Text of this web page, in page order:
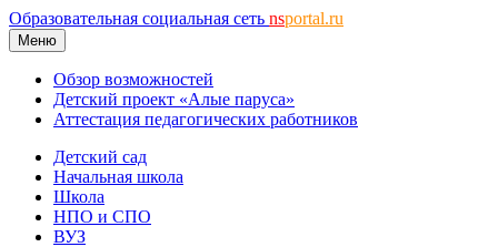
Образовательная социальная сеть nsportal.ru
Меню
Обзор возможностей
Детский проект «Алые паруса»
Аттестация педагогических работников
Детский сад
Начальная школа
Школа
НПО и СПО
ВУЗ